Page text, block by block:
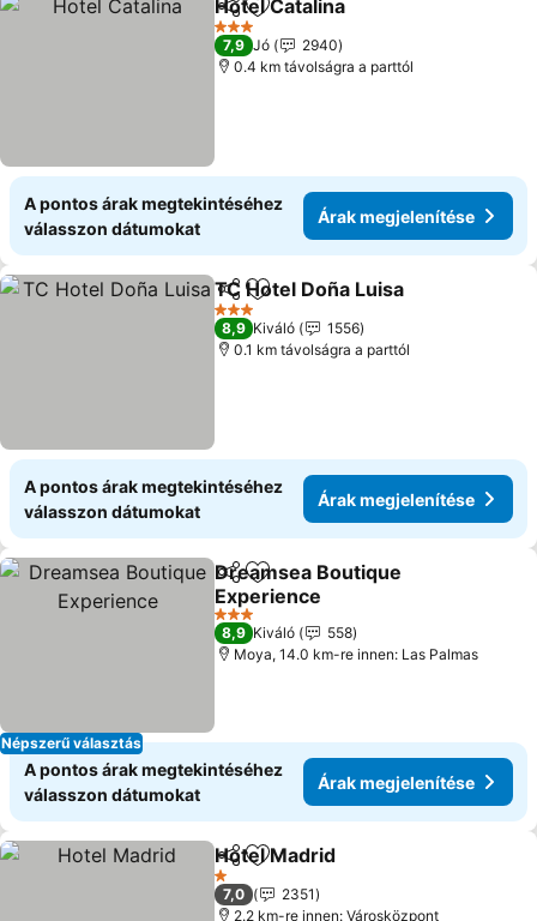
Megosztás
Hozzáadás a kedvencekhez
Hotel Catalina
3 Kategória
7,9 Jó
2940
0.4 km távolságra a parttól
A pontos árak megtekintéséhez
válasszon dátumokat
Árak megjelenítése
Megosztás
Hozzáadás a kedvencekhez
TC Hotel Doña Luisa
3 Kategória
8,9 Kiváló
1556
0.1 km távolságra a parttól
A pontos árak megtekintéséhez
válasszon dátumokat
Árak megjelenítése
Népszerű választás
Megosztás
Hozzáadás a kedvencekhez
Dreamsea Boutique
Experience
3 Kategória
8,9 Kiváló
558
Moya, 14.0 km-re innen: Las Palmas
A pontos árak megtekintéséhez
válasszon dátumokat
Árak megjelenítése
Megosztás
Hozzáadás a kedvencekhez
Hotel Madrid
1 Kategória
7,0
2351
2.2 km-re innen: Városközpont